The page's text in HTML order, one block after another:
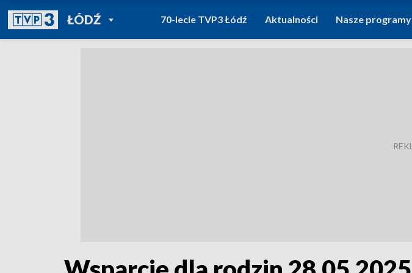
ŁÓDŹPOWRÓT DO
TVP REGIONY
70-lecie TVP3 Łódź Aktualności Nasze programy